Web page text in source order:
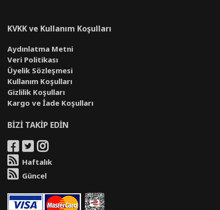
KVKK ve Kullanım Koşulları
Aydınlatma Metni
Veri Politikası
Üyelik Sözleşmesi
Kullanım Koşulları
Gizlilik Koşulları
Kargo ve İade Koşulları
BİZİ TAKİP EDİN
Haftalık
Güncel